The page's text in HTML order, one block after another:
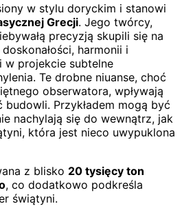
w stylu doryckim i stanowi
Grecji. Jego twórcy,
precyzją skupili się na
harmonii i
w projekcie subtelne
Te drobne niuanse, choć
obserwatora, wpływają
Przykładem mogą być
nachylają się do wewnątrz, jak
która jest nieco uwypuklona
z blisko 20 tysięcy ton
, co dodatkowo podkreśla
świątyni.